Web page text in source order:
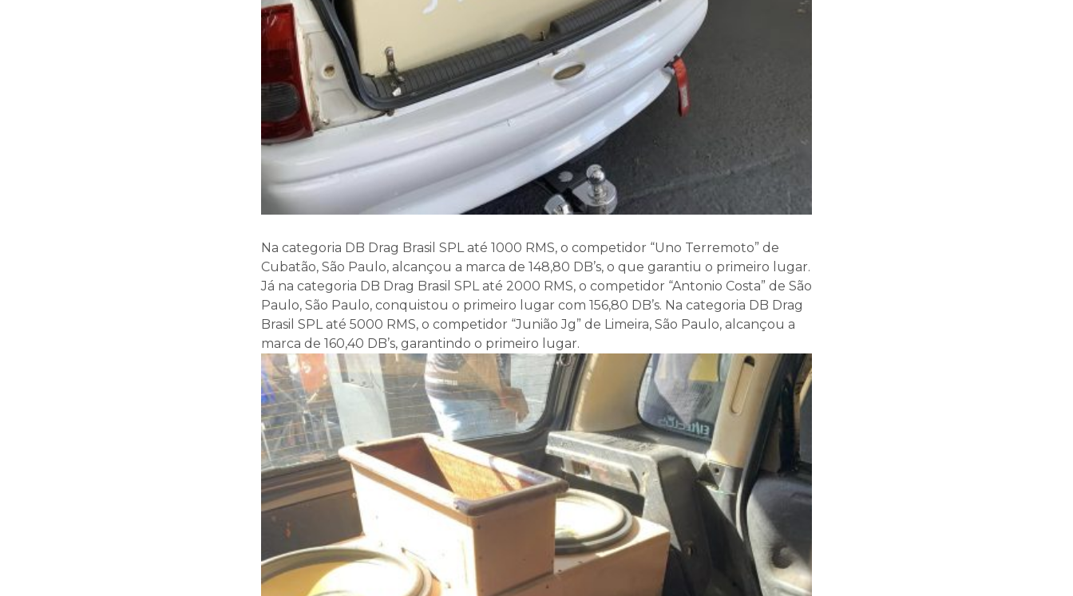
Na categoria DB Drag Brasil SPL até 1000 RMS, o competidor “Uno Terremoto” de
Cubatão, São Paulo, alcançou a marca de 148,80 DB’s, o que garantiu o primeiro lugar.
Já na categoria DB Drag Brasil SPL até 2000 RMS, o competidor “Antonio Costa” de São
Paulo, São Paulo, conquistou o primeiro lugar com 156,80 DB’s. Na categoria DB Drag
Brasil SPL até 5000 RMS, o competidor “Junião Jg” de Limeira, São Paulo, alcançou a
marca de 160,40 DB’s, garantindo o primeiro lugar.